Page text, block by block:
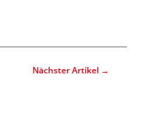
Nächster Artikel →